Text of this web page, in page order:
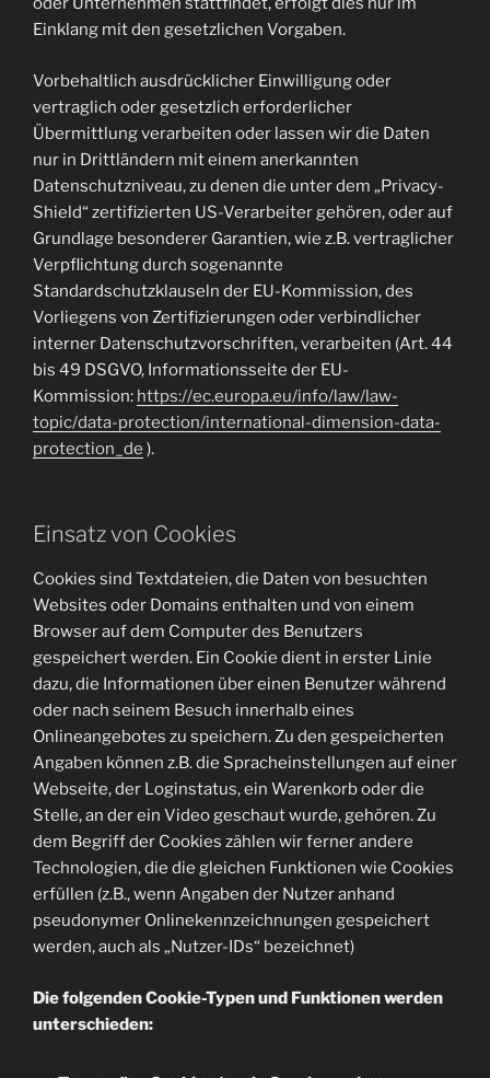
Einklang mit den gesetzlichen Vorgaben.
Vorbehaltlich ausdrücklicher Einwilligung oder
vertraglich oder gesetzlich erforderlicher
Übermittlung verarbeiten oder lassen wir die Daten
nur in Drittländern mit einem anerkannten
Datenschutzniveau, zu denen die unter dem „Privacy-
Shield“ zertifizierten US-Verarbeiter gehören, oder auf
Grundlage besonderer Garantien, wie z.B. vertraglicher
Verpflichtung durch sogenannte
Standardschutzklauseln der EU-Kommission, des
Vorliegens von Zertifizierungen oder verbindlicher
interner Datenschutzvorschriften, verarbeiten (Art. 44
bis 49 DSGVO, Informationsseite der EU-
Kommission: https://ec.europa.eu/info/law/law-
topic/data-protection/international-dimension-data-
protection_de ).
Einsatz von Cookies
Cookies sind Textdateien, die Daten von besuchten
Websites oder Domains enthalten und von einem
Browser auf dem Computer des Benutzers
gespeichert werden. Ein Cookie dient in erster Linie
dazu, die Informationen über einen Benutzer während
oder nach seinem Besuch innerhalb eines
Onlineangebotes zu speichern. Zu den gespeicherten
Angaben können z.B. die Spracheinstellungen auf einer
Webseite, der Loginstatus, ein Warenkorb oder die
Stelle, an der ein Video geschaut wurde, gehören. Zu
dem Begriff der Cookies zählen wir ferner andere
Technologien, die die gleichen Funktionen wie Cookies
erfüllen (z.B., wenn Angaben der Nutzer anhand
pseudonymer Onlinekennzeichnungen gespeichert
werden, auch als „Nutzer-IDs“ bezeichnet)
Die folgenden Cookie-Typen und Funktionen werden
unterschieden: